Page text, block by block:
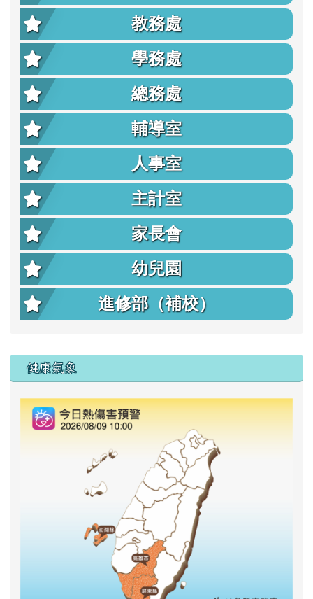
教務處
學務處
總務處
輔導室
人事室
主計室
家長會
幼兒園
進修部（補校）
右邊區域內容
健康氣象